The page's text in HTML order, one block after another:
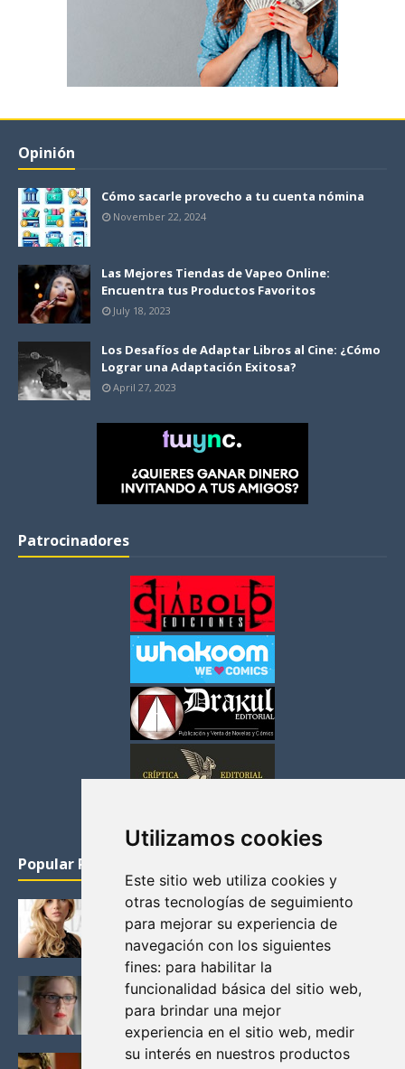
Utilizamos cookies
Este sitio web utiliza cookies y
otras tecnologías de seguimiento
para mejorar su experiencia de
navegación con los siguientes
fines: para habilitar la
funcionalidad básica del sitio web,
para brindar una mejor
experiencia en el sitio web, medir
su interés en nuestros productos
Opinión
Cómo sacarle provecho a tu cuenta nómina
November 22, 2024
Las Mejores Tiendas de Vapeo Online:
Encuentra tus Productos Favoritos
July 18, 2023
Los Desafíos de Adaptar Libros al Cine: ¿Cómo
Lograr una Adaptación Exitosa?
April 27, 2023
Patrocinadores
Popular Posts
KATHERYN WINNICK: LA ACTRIZ MAS GUAPA DE
VIKINGOS
Junio 14, 2013
FELICITY (EMILY BETT RICKARDS), LAS FOTOS
MAS BONITAS DE LA ALIADA DE ARROW
Noviembre 30, 2013
BLACK MIRROR: TODA TU HISTORIA. EPISODIO 3.